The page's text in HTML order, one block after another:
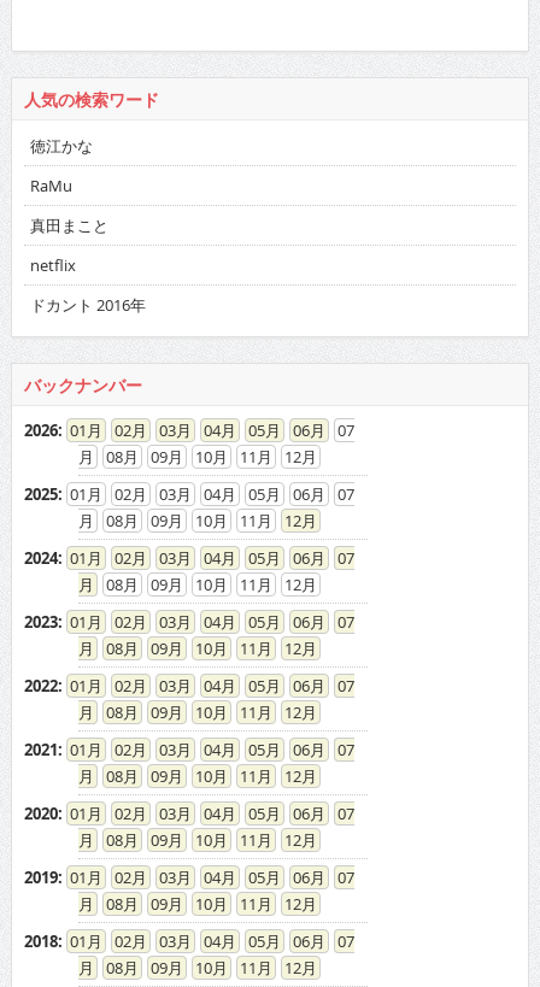
徳江かな
真田まこと
netflix
ドカント 2016年
2026:01 02 03 04 05 06
07
08
2025: 01 02 03 04 05 06
07
08
09 10 11
12
2024: 01 02 03 04 05 06
07
08
09 10 11
12
2023: 01 02 03 04 05 06
07
08
09 10 11
12
2022: 01 02 03 04 05 06
07
08
09 10 11
12
2021: 01 02 03 04 05 06
07
08
09 10 11
12
2020: 01 02 03 04 05 06
07
08
09 10 11
12
2019: 01 02 03 04 05 06
07
08
09 10 11
12
2018: 01 02 03 04 05 06
07
08
09 10 11
12
2017: 01 02 03 04 05 06
07
08
09 10 11
12